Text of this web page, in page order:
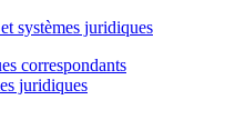
systèmes juridiques
correspondants
juridiques